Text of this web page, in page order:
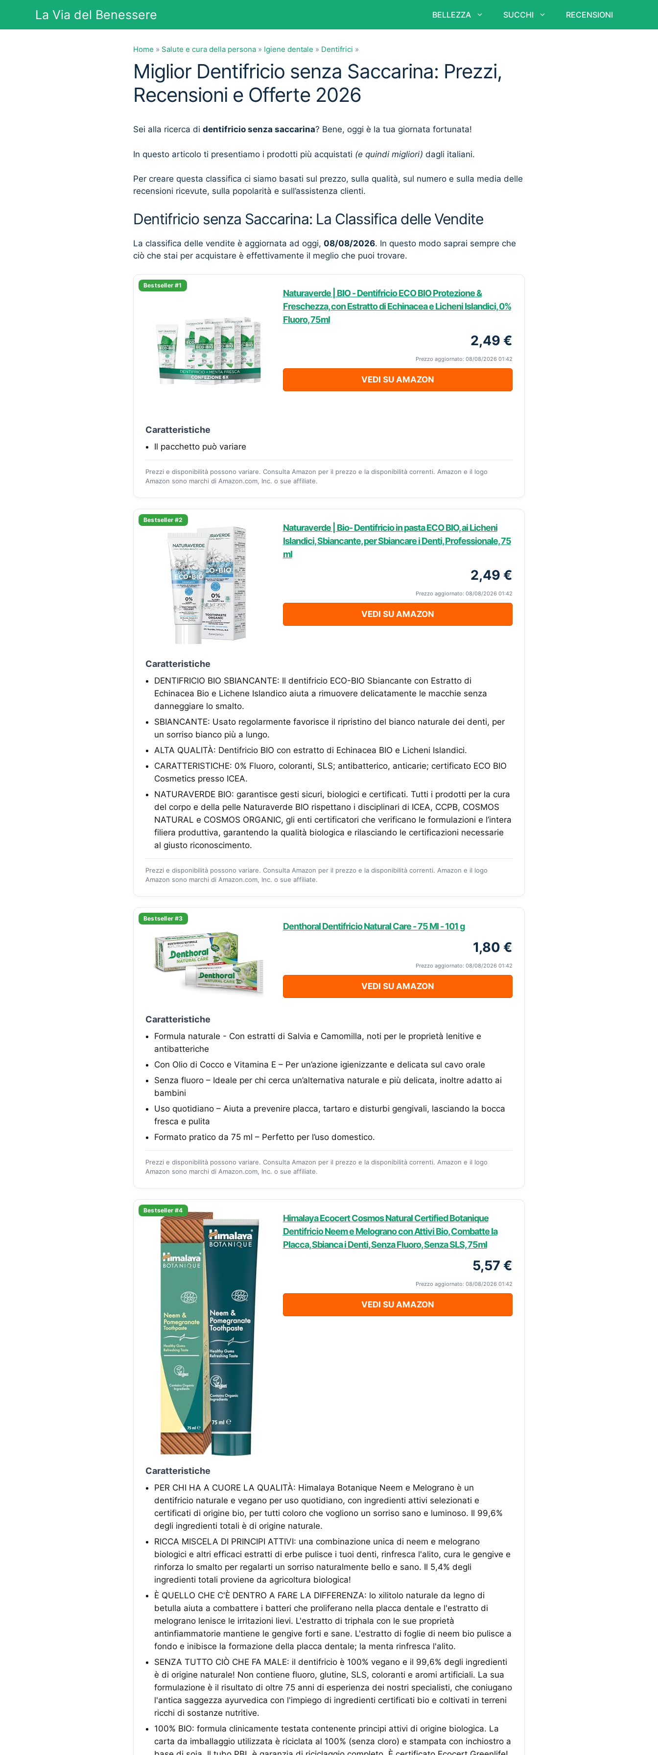
contenuto
La Via del Benessere BELLEZZA SUCCHI RECENSIONI
Home » Salute e cura della persona » Igiene dentale » Dentifrici »
Miglior Dentifricio senza Saccarina: Prezzi,
Recensioni e Offerte 2026
Sei alla ricerca di dentifricio senza saccarina? Bene, oggi è la tua giornata fortunata!
In questo articolo ti presentiamo i prodotti più acquistati (e quindi migliori) dagli italiani.
Per creare questa classifica ci siamo basati sul prezzo, sulla qualità, sul numero e sulla media delle
recensioni ricevute, sulla popolarità e sull’assistenza clienti.
Dentifricio senza Saccarina: La Classifica delle Vendite
La classifica delle vendite è aggiornata ad oggi, 08/08/2026. In questo modo saprai sempre che
ciò che stai per acquistare è effettivamente il meglio che puoi trovare.
Bestseller #1
Naturaverde | BIO - Dentifricio ECO BIO Protezione &
Freschezza, con Estratto di Echinacea e Licheni Islandici, 0%
Fluoro, 75ml
2,49 €
Prezzo aggiornato: 08/08/2026 01:42
VEDI SU AMAZON
Caratteristiche
Il pacchetto può variare
Prezzi e disponibilità possono variare. Consulta Amazon per il prezzo e la disponibilità correnti. Amazon e il logo
Amazon sono marchi di Amazon.com, Inc. o sue affiliate.
Bestseller #2
Naturaverde | Bio- Dentifricio in pasta ECO BIO, ai Licheni
Islandici, Sbiancante, per Sbiancare i Denti, Professionale, 75
ml
2,49 €
Prezzo aggiornato: 08/08/2026 01:42
VEDI SU AMAZON
Caratteristiche
DENTIFRICIO BIO SBIANCANTE: Il dentifricio ECO-BIO Sbiancante con Estratto di
Echinacea Bio e Lichene Islandico aiuta a rimuovere delicatamente le macchie senza
danneggiare lo smalto.
SBIANCANTE: Usato regolarmente favorisce il ripristino del bianco naturale dei denti, per
un sorriso bianco più a lungo.
ALTA QUALITÀ: Dentifricio BIO con estratto di Echinacea BIO e Licheni Islandici.
CARATTERISTICHE: 0% Fluoro, coloranti, SLS; antibatterico, anticarie; certificato ECO BIO
Cosmetics presso ICEA.
NATURAVERDE BIO: garantisce gesti sicuri, biologici e certificati. Tutti i prodotti per la cura
del corpo e della pelle Naturaverde BIO rispettano i disciplinari di ICEA, CCPB, COSMOS
NATURAL e COSMOS ORGANIC, gli enti certificatori che verificano le formulazioni e l’intera
filiera produttiva, garantendo la qualità biologica e rilasciando le certificazioni necessarie
al giusto riconoscimento.
Prezzi e disponibilità possono variare. Consulta Amazon per il prezzo e la disponibilità correnti. Amazon e il logo
Amazon sono marchi di Amazon.com, Inc. o sue affiliate.
Bestseller #3
Denthoral Dentifricio Natural Care - 75 Ml - 101 g
1,80 €
Prezzo aggiornato: 08/08/2026 01:42
VEDI SU AMAZON
Caratteristiche
Formula naturale - Con estratti di Salvia e Camomilla, noti per le proprietà lenitive e
antibatteriche
Con Olio di Cocco e Vitamina E – Per un’azione igienizzante e delicata sul cavo orale
Senza fluoro – Ideale per chi cerca un’alternativa naturale e più delicata, inoltre adatto ai
bambini
Uso quotidiano – Aiuta a prevenire placca, tartaro e disturbi gengivali, lasciando la bocca
fresca e pulita
Formato pratico da 75 ml – Perfetto per l’uso domestico.
Prezzi e disponibilità possono variare. Consulta Amazon per il prezzo e la disponibilità correnti. Amazon e il logo
Amazon sono marchi di Amazon.com, Inc. o sue affiliate.
Bestseller #4
Himalaya Ecocert Cosmos Natural Certified Botanique
Dentifricio Neem e Melograno con Attivi Bio, Combatte la
Placca, Sbianca i Denti, Senza Fluoro, Senza SLS, 75ml
5,57 €
Prezzo aggiornato: 08/08/2026 01:42
VEDI SU AMAZON
Caratteristiche
PER CHI HA A CUORE LA QUALITÀ: Himalaya Botanique Neem e Melograno è un
dentifricio naturale e vegano per uso quotidiano, con ingredienti attivi selezionati e
certificati di origine bio, per tutti coloro che vogliono un sorriso sano e luminoso. Il 99,6%
degli ingredienti totali è di origine naturale.
RICCA MISCELA DI PRINCIPI ATTIVI: una combinazione unica di neem e melograno
biologici e altri efficaci estratti di erbe pulisce i tuoi denti, rinfresca l'alito, cura le gengive e
rinforza lo smalto per regalarti un sorriso naturalmente bello e sano. Il 5,4% degli
ingredienti totali proviene da agricoltura biologica!
È QUELLO CHE C'È DENTRO A FARE LA DIFFERENZA: lo xilitolo naturale da legno di
betulla aiuta a combattere i batteri che proliferano nella placca dentale e l'estratto di
melograno lenisce le irritazioni lievi. L'estratto di triphala con le sue proprietà
antinfiammatorie mantiene le gengive forti e sane. L'estratto di foglie di neem bio pulisce a
fondo e inibisce la formazione della placca dentale; la menta rinfresca l'alito.
SENZA TUTTO CIÒ CHE FA MALE: il dentifricio è 100% vegano e il 99,6% degli ingredienti
è di origine naturale! Non contiene fluoro, glutine, SLS, coloranti e aromi artificiali. La sua
formulazione è il risultato di oltre 75 anni di esperienza dei nostri specialisti, che coniugano
l'antica saggezza ayurvedica con l'impiego di ingredienti certificati bio e coltivati in terreni
ricchi di sostanze nutritive.
100% BIO: formula clinicamente testata contenente principi attivi di origine biologica. La
carta da imballaggio utilizzata è riciclata al 100% (senza cloro) e stampata con inchiostro a